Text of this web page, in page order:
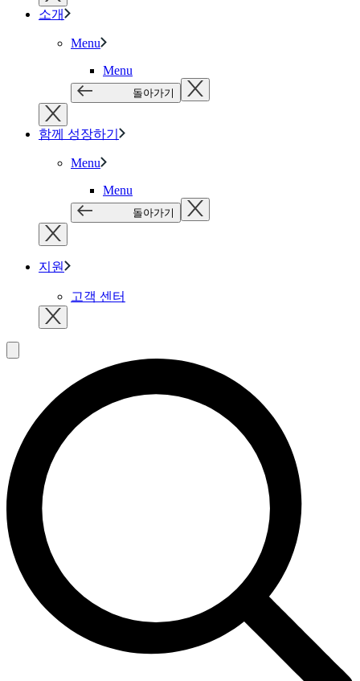
소개
Menu
Menu
돌아가기
함께 성장하기
Menu
Menu
돌아가기
지원
고객 센터